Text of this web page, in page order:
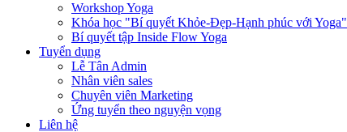
Workshop Yoga
Khóa học "Bí quyết Khỏe-Đẹp-Hạnh phúc với Yoga"
Bí quyết tập Inside Flow Yoga
Tuyển dụng
Lễ Tân Admin
Nhân viên sales
Chuyên viên Marketing
Ứng tuyển theo nguyện vọng
Liên hệ